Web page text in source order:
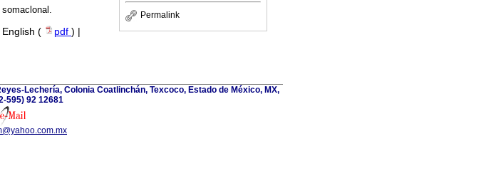
Permalink
English ( pdf ) |
Lechería, Colonia Coatlinchán, Texcoco, Estado de México, MX,
595) 92 12681